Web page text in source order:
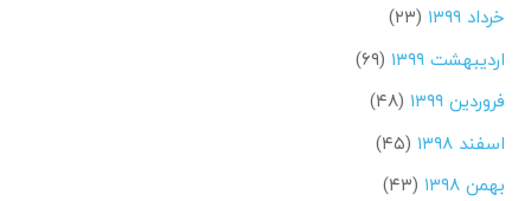
خرداد ۱۳۹۹
(۲۳)
اردیبهشت ۱۳۹۹
(۶۹)
فروردین ۱۳۹۹
(۴۸)
اسفند ۱۳۹۸
(۴۵)
بهمن ۱۳۹۸
(۴۳)